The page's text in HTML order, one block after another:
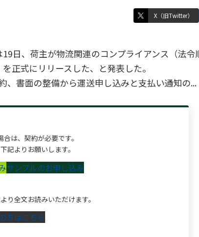
X（旧Twitter）
日、荷主が物流関連のコンプライアンス（法令
正式にリリースした、と発表した。
書面の整備から運送申し込みと支払い通知の...
は、契約が必要です。
記よりお願いします。
サンプルのお申し込み
り全文お読みいただけます。
方はこちら